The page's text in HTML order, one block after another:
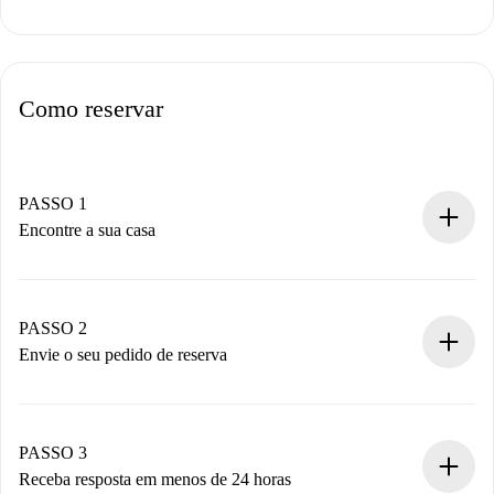
Como reservar
PASSO 1
Encontre a sua casa
Você tem todas as informações necessárias
antecipadamente.
PASSO 2
Envie o seu pedido de reserva
Não cobramos nada até que o proprietário confirme.
PASSO 3
Receba resposta em menos de 24 horas